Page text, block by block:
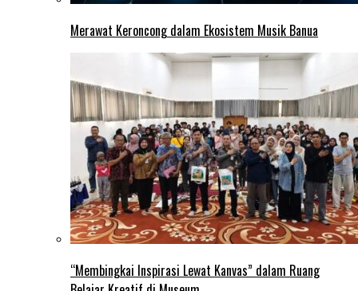
Merawat Keroncong dalam Ekosistem Musik Banua
“Membingkai Inspirasi Lewat Kanvas” dalam Ruang